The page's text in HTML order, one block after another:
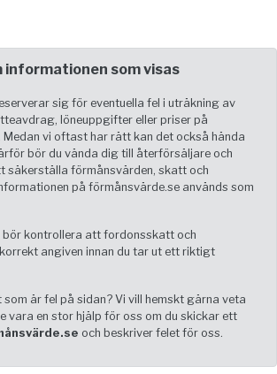
informationen som visas
sig för eventuella fel i uträkning av
löneuppgifter eller priser på
Medan vi oftast har rätt kan det också hända
bör du vända dig till återförsäljare och
säkerställa förmånsvärden, skatt och
på förmånsvärde.se används som
kontrollera att fordonsskatt och
angiven innan du tar ut ett riktigt
är fel på sidan? Vi vill hemskt gärna veta
vara en stor hjälp för oss om du skickar ett
och beskriver felet för oss.